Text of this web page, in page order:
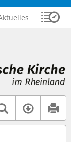
Textsuche